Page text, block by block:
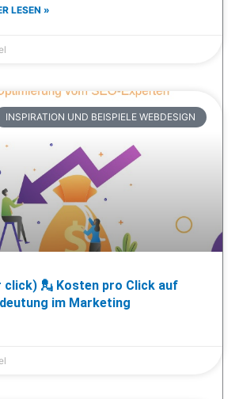
LESEN »
INSPIRATION UND BEISPIELE WEBDESIGN
click) 💂 Kosten pro Click auf
im Marketing